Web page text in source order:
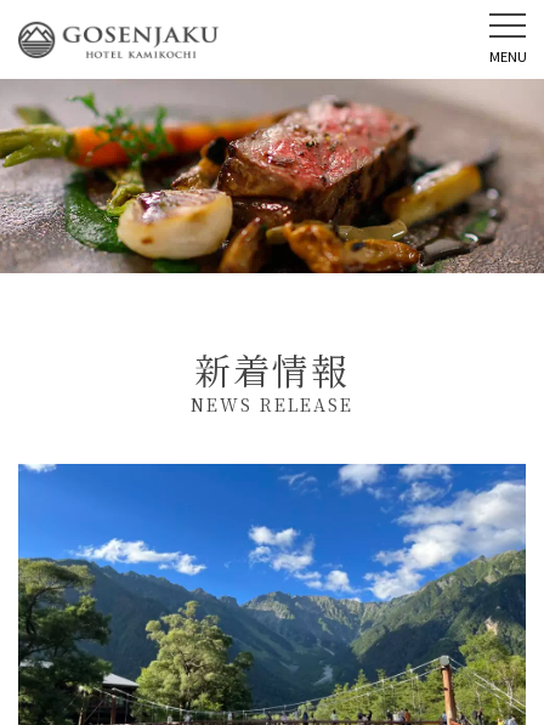
MENU
新着情報
NEWS RELEASE